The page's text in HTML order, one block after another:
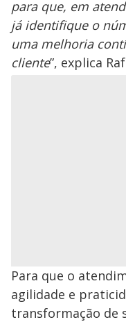
para que, em
já identifique o
uma melhoria
cliente”, explica
Para que o
agilidade e
transformação de